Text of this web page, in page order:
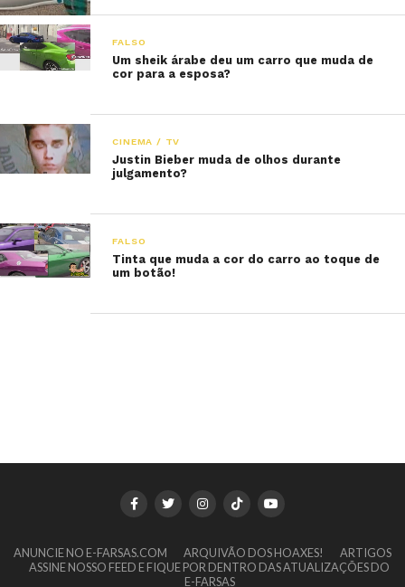
FALSO
Um sheik árabe deu um carro que muda de
cor para a esposa?
CINEMA / TV
Justin Bieber muda de olhos durante
julgamento?
FALSO
Tinta que muda a cor do carro ao toque de
um botão!
ANUNCIE NO E-FARSAS.COM ARQUIVÃO DOS HOAXES!
ARTIGOS
ASSINE NOSSO FEED E FIQUE POR DENTRO DAS ATUALIZAÇÕES DO
E-FARSAS